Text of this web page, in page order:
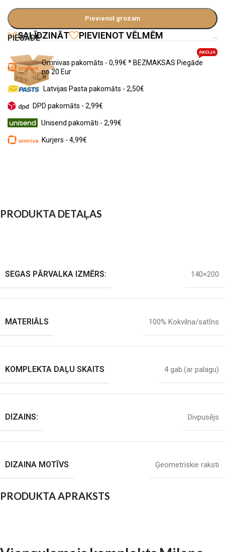
Pievienot grozam
SALĪDZINĀT PIEVIENOT VĒLMĒM
PIEGĀDE
Omnivas pakomāts - 0,99€ * BEZMAKSAS Piegāde
no 20 Eur
AKCIJA
Latvijas Pasta pakomāts - 2,50€
DPD pakomāts - 2,99€
Unisend pakomāti - 2,99€
Kurjers - 4,99€
PRODUKTA DETAĻAS
SEGAS PĀRVALKA IZMĒRS: 140×200
MATERIĀLS 100% Kokvilna/satīns
KOMPLEKTA DAĻU SKAITS 4 gab.(ar palagu)
DIZAINS: Divpusējs
DIZAINA MOTĪVS Ģeometriskie raksti
PRODUKTA APRAKSTS